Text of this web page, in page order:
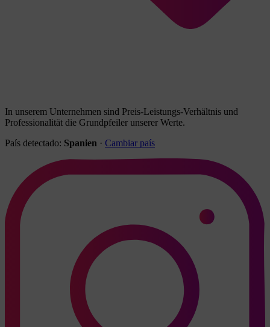
In unserem Unternehmen sind Preis-Leistungs-Verhältnis und
Professionalität die Grundpfeiler unserer Werte.
País detectado: Spanien · Cambiar país